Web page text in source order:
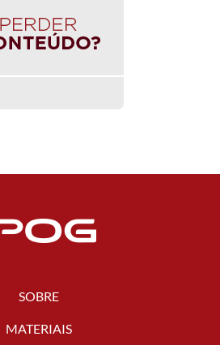
SOBRE
MATERIAIS